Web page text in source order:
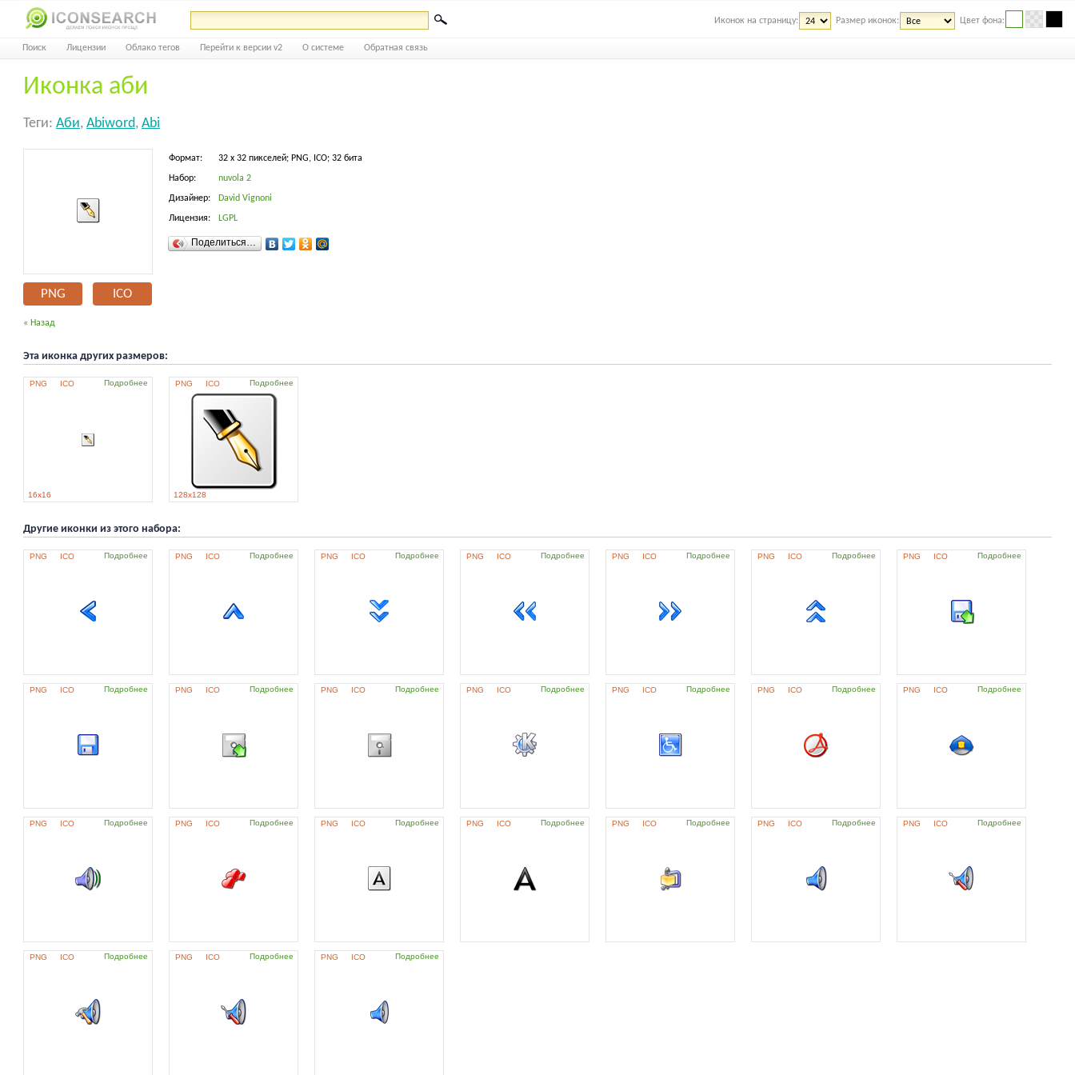
Иконок на страницу: Размер иконок: Цвет фона:
Поиск Лицензии Облако тегов Перейти к версии v2 О системе Обратная связь
Иконка аби
Теги: Аби, Abiword, Abi
PNG ICO
Формат: 32 x 32 пикселей; PNG, ICO; 32 бита
Набор: nuvola 2
Дизайнер: David Vignoni
Лицензия: LGPL
Поделиться…
« Назад
Эта иконка других размеров:
PNG ICO Подробнее
16x16
PNG ICO Подробнее
128x128
Другие иконки из этого набора:
PNG ICO Подробнее PNG ICO Подробнее PNG ICO Подробнее PNG ICO Подробнее PNG ICO Подробнее PNG ICO Подробнее PNG ICO Подробнее
PNG ICO Подробнее PNG ICO Подробнее PNG ICO Подробнее PNG ICO Подробнее PNG ICO Подробнее PNG ICO Подробнее PNG ICO Подробнее
PNG ICO Подробнее PNG ICO Подробнее PNG ICO Подробнее PNG ICO Подробнее PNG ICO Подробнее PNG ICO Подробнее PNG ICO Подробнее
PNG ICO Подробнее PNG ICO Подробнее PNG ICO Подробнее